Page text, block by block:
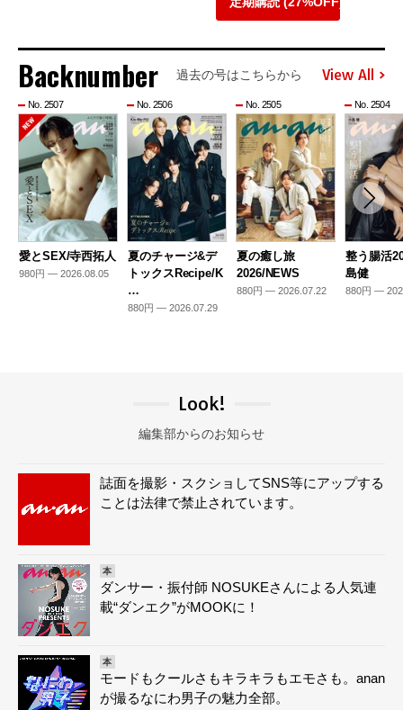
Backnumber 過去の号はこちらから View All
No. 2507
愛とSEX/寺西拓人
980円 — 2026.08.05
No. 2506
夏のチャージ&デ
トックスRecipe/K
…
880円 — 2026.07.29
No. 2505
夏の癒し旅
2026/NEWS
880円 — 2026.07.22
No. 2504
整う腸活
島健
880円 —
Look!
編集部からのお知らせ
誌面を撮影・スクショしてSNS等にアップする
ことは法律で禁止されています。
本
ダンサー・振付師 NOSUKEさんによる人気連
載“ダンエク”がMOOKに！
本
モードもクールさもキラキラもエモさも。anan
が撮るなにわ男子の魅力全部。